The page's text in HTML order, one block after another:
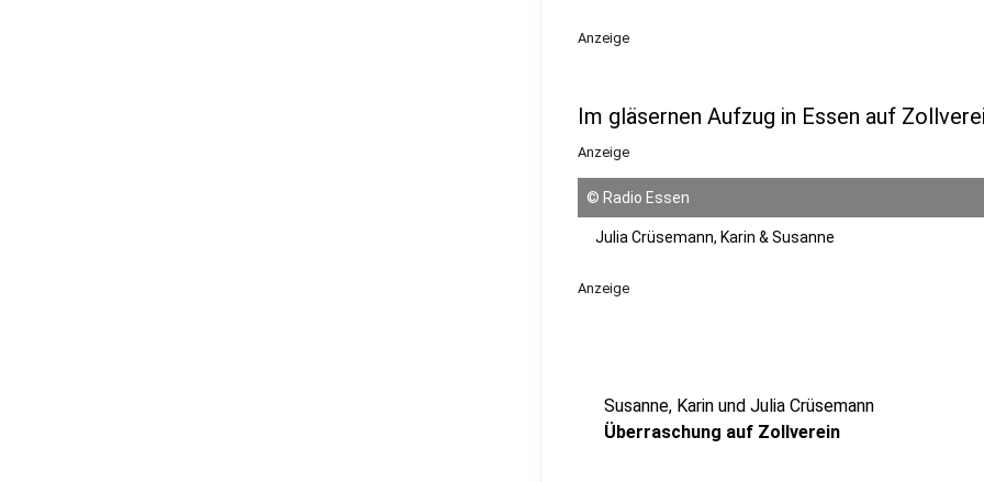
Anzeige
Im gläsernen Aufzug in Essen auf
Anzeige
© Radio Essen
Julia Crüsemann, Karin & Susanne
Anzeige
Susanne, Karin und Julia Crüsemann
Überraschung auf Zollverein